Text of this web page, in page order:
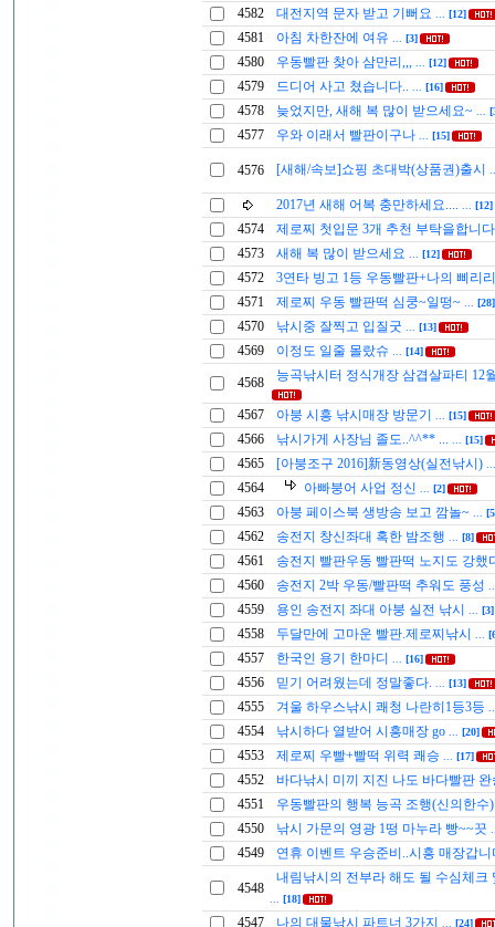
4582 대전지역 문자 받고 기뻐요 [12]
4581 아침 차한잔에 여유 [3]
4580 우동빨판 찾아 삼만리,,, [12]
4579 드디어 사고 쳤습니다.. [16]
4578 늦었지만, 새해 복 많이 받으세요~
4577 우와 이래서 빨판이구나 [15]
4576 [새해/속보]쇼핑 초대박(상품권)출시
2017년 새해 어복 충만하세요.... [12]
4574
제로찌 첫입문 3개 추천 부탁을합니
4573
새해 복 많이 받으세요 [12]
4572
3연타 빙고 1등 우동빨판+나의 삐리
4571
제로찌 우동 빨판떡 심쿵~일떵~ [28]
4570 낚시중 잘찍고 입질굿 [13]
4569 이정도 일줄 몰랐슈 [14]
4568 능곡낚시터 정식개장 삼겹살파티 12
4567 아붕 시흥 낚시매장 방문기 [15]
4566 낚시가게 사장님 졸도..^^** ... [15]
4565 [아붕조구 2016]新동영상(실전낚시)
4564 아빠붕어 사업 정신 [2]
4563 아붕 페이스북 생방송 보고 깜놀~
4562 송전지 창신좌대 혹한 밤조행 [8]
4561
송전지 빨판우동 빨판떡 노지도 강했
4560
송전지 2박 우동/빨판떡 추워도 풍성
4559 용인 송전지 좌대 아붕 실전 낚시 [3]
4558 두달만에 고마운 빨판.제로찌낚시
4557 한국인 용기 한마디 [16]
4556 믿기 어려웠는데 정말좋다. [13]
4555 겨울 하우스낚시 쾌청 나란히1등3등
4554 낚시하다 열받어 시흥매장 go [20]
4553 제로찌 우빨+빨떡 위력 쾌승 [17]
4552
바다낚시 미끼 지진 나도 바다빨판
4551
우동빨판의 행복 능곡 조행(신의한수
4550
낚시 가문의 영광 1떵 마누라 빵~~끗
4549 연휴 이벤트 우승준비..시흥 매장갑
4548
내림낚시의 전부라 해도 될 수심체크
[18]
4547 나의 대물낚시 파트너 3가지 [24]